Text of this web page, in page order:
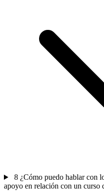
8 ¿Cómo puedo hablar con
apoyo en relación con un curso